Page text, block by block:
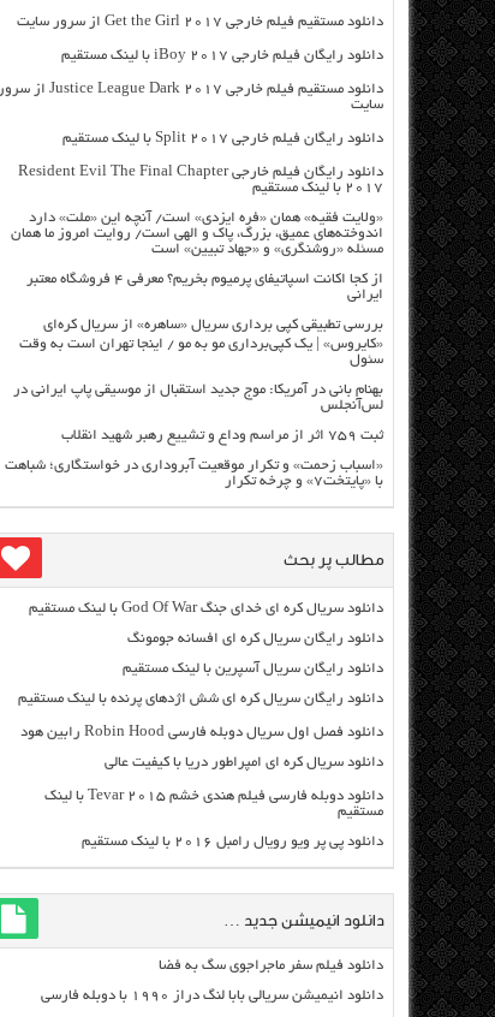
دانلود مستقیم فیلم خارجی Get the Girl 2017 از سرور سایت
دانلود رایگان فیلم خارجی iBoy 2017 با لینک مستقیم
دانلود مستقیم فیلم خارجی Justice League Dark 2017 از سرور
سایت
دانلود رایگان فیلم خارجی Split 2017 با لینک مستقیم
دانلود رایگان فیلم خارجی Resident Evil The Final Chapter
2017 با لینک مستقیم
«ولایت فقیه» همان «فره ایزدی» است/ آنچه این «ملت» دارد
اندوخته‌های عمیق، بزرگ، پاک و الهی است/ روایت امروز ما همان
مسئله «روشنگری» و «جهاد تبیین» است
از کجا اکانت اسپاتیفای پرمیوم بخریم؟ معرفی ۴ فروشگاه معتبر
ایرانی
بررسی تطبیقی کپی برداری سریال «ساهره» از سریال کره‌ای
«کایروس» | یک کپی‌برداری مو به مو / اینجا تهران است به وقت
سئول
بهنام بانی در آمریکا: موج جدید استقبال از موسیقی پاپ ایرانی در
لس‌آنجلس
ثبت ۷۵۹ اثر از مراسم وداع و تشییع رهبر شهید انقلاب
«اسباب زحمت» و تکرار موقعیت آبروداری در خواستگاری؛ شباهت
با «پایتخت۷» و چرخه تکرار
مطالب پر بحث
دانلود سریال کره ای خدای جنگ God Of War با لینک مستقیم
دانلود رایگان سریال کره ای افسانه جومونگ
دانلود رایگان سریال آسپرین با لینک مستقیم
دانلود رایگان سریال کره ای شش اژدهای پرنده با لینک مستقیم
دانلود فصل اول سریال دوبله فارسی Robin Hood رابین هود
دانلود سریال کره ای امپراطور دریا با کیفیت عالی
دانلود دوبله فارسی فیلم هندی خشم Tevar ۲۰۱۵ با لینک
مستقیم
دانلود پی پر ویو رویال رامبل ۲۰۱۶ با لینک مستقیم
دانلود انیمیشن جدید …
دانلود فیلم سفر ماجراجوی سگ به فضا
دانلود انیمیشن سریالی بابا لنگ دراز ۱۹۹۰ با دوبله فارسی